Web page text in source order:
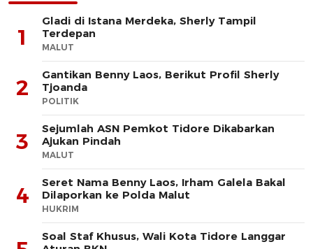
1
Gladi di Istana Merdeka, Sherly Tampil
Terdepan
MALUT
2
Gantikan Benny Laos, Berikut Profil Sherly
Tjoanda
POLITIK
3
Sejumlah ASN Pemkot Tidore Dikabarkan
Ajukan Pindah
MALUT
4
Seret Nama Benny Laos, Irham Galela Bakal
Dilaporkan ke Polda Malut
HUKRIM
Soal Staf Khusus, Wali Kota Tidore Langgar